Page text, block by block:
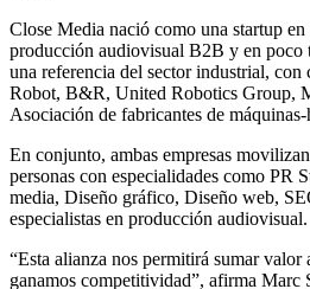
Close Media nació como una startup en
producción audiovisual B2B y en poco
una referencia del sector industrial,
Robot, B&R, United Robotics Group,
Asociación de fabricantes de máquinas-
En conjunto, ambas empresas
personas con especialidades como PR
media, Diseño gráfico, Diseño web,
especialistas en producción audiovisual.
“Esta alianza nos permitirá sumar valor
ganamos competitividad”, afirma Marc